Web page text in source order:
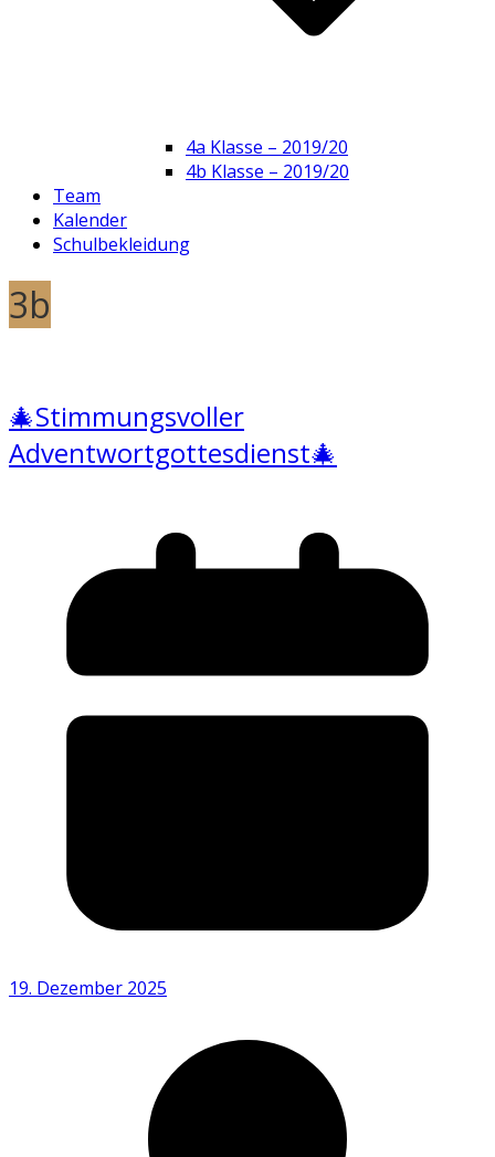
4a Klasse – 2019/20
4b Klasse – 2019/20
Team
Kalender
Schulbekleidung
3b
🎄Stimmungsvoller
Adventwortgottesdienst🎄
19. Dezember 2025